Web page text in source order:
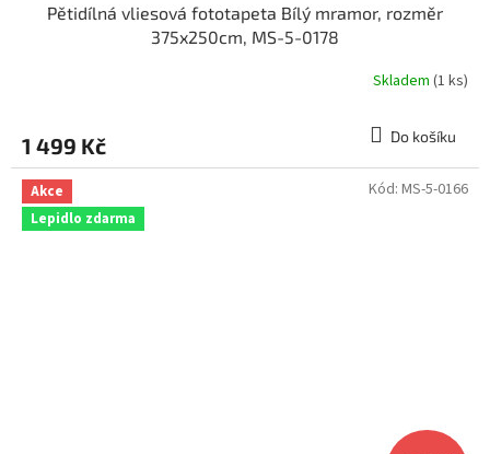
Pětidílná vliesová fototapeta Bílý mramor, rozměr
375x250cm, MS-5-0178
je
2,7
5
hvězdiček.
Skladem(1 ks)
1 499 Kč Do košíku
Akce
Lepidlo zdarma
Kód: MS-5-0166